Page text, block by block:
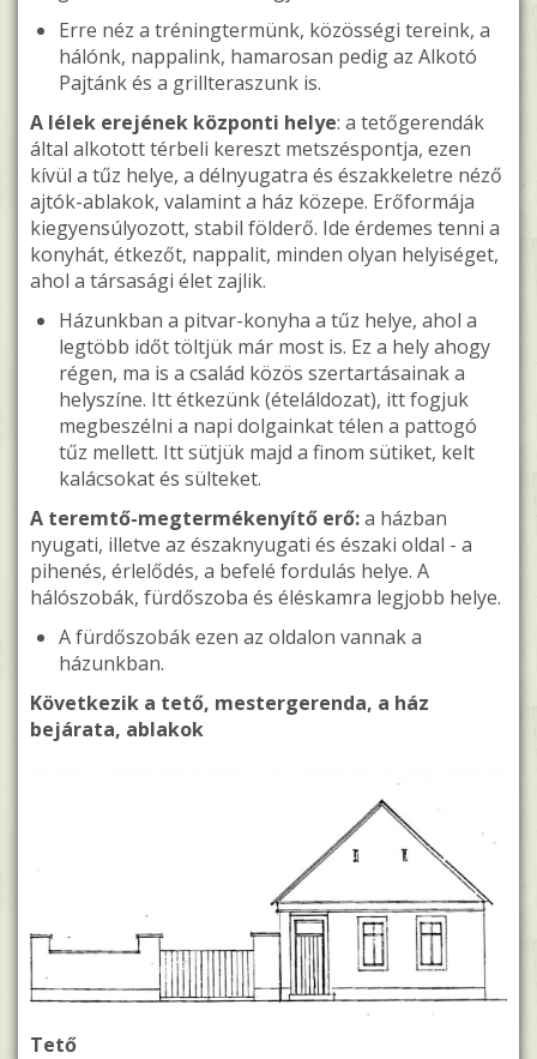
Erre néz a tréningtermünk, közösségi tereink, a
hálónk, nappalink, hamarosan pedig az Alkotó
Pajtánk és a grillteraszunk is.
A lélek erejének központi helye: a tetőgerendák
által alkotott térbeli kereszt metszéspontja, ezen
kívül a tűz helye, a délnyugatra és északkeletre néző
ajtók-ablakok, valamint a ház közepe. Erőformája
kiegyensúlyozott, stabil földerő. Ide érdemes tenni a
konyhát, étkezőt, nappalit, minden olyan helyiséget,
ahol a társasági élet zajlik.
Házunkban a pitvar-konyha a tűz helye, ahol a
legtöbb időt töltjük már most is. Ez a hely ahogy
régen, ma is a család közös szertartásainak a
helyszíne. Itt étkezünk (ételáldozat), itt fogjuk
megbeszélni a napi dolgainkat télen a pattogó
tűz mellett. Itt sütjük majd a finom sütiket, kelt
kalácsokat és sülteket.
A teremtő-megtermékenyítő erő:a házban
nyugati, illetve az északnyugati és északi oldal - a
pihenés, érlelődés, a befelé fordulás helye. A
hálószobák, fürdőszoba és éléskamra legjobb helye.
A fürdőszobák ezen az oldalon vannak a
házunkban.
Következik a tető, mestergerenda, a ház
bejárata, ablakok
Tető